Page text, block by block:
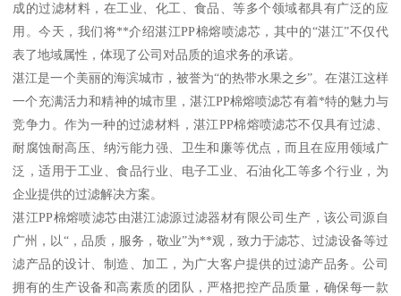
成的过滤材料，在工业、化工、食品、等多个领域都具有广泛的应
用。今天，我们将**介绍湛江PP棉熔喷滤芯，其中的“湛江”不仅代
表了地域属性，体现了公司对品质的追求务的承诺。
湛江是一个美丽的海滨城市，被誉为“的热带水果之乡”。在湛江这样
一个充满活力和精神的城市里，湛江PP棉熔喷滤芯有着*特的魅力与
竞争力。作为一种的过滤材料，湛江PP棉熔喷滤芯不仅具有过滤、
耐腐蚀耐高压、纳污能力强、卫生和廉等优点，而且在应用领域广
泛，适用于工业、食品行业、电子工业、石油化工等多个行业，为
企业提供的过滤解决方案。
湛江PP棉熔喷滤芯由湛江滤源过滤器材有限公司生产，该公司源自
广州，以“，品质，服务，敬业”为**观，致力于滤芯、过滤设备等过
滤产品的设计、制造、加工，为广大客户提供的过滤产品务。公司
拥有的生产设备和高素质的团队，严格把控产品质量，确保每一款